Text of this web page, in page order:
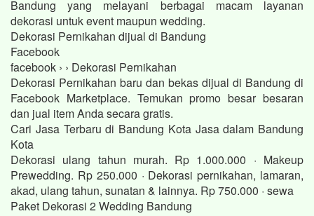
Bandung yang melayani berbagai macam layanan
dekorasi untuk event maupun wedding.
Dekorasi Pernikahan dijual di Bandung
Facebook
facebook › › Dekorasi Pernikahan
Dekorasi Pernikahan baru dan bekas dijual di Bandung di
Facebook Marketplace. Temukan promo besar besaran
dan jual item Anda secara gratis.
Cari Jasa Terbaru di Bandung Kota Jasa dalam Bandung
Kota
Dekorasi ulang tahun murah. Rp 1.000.000 · Makeup
Prewedding. Rp 250.000 · Dekorasi pernikahan, lamaran,
akad, ulang tahun, sunatan & lainnya. Rp 750.000 · sewa
Paket Dekorasi 2 Wedding Bandung